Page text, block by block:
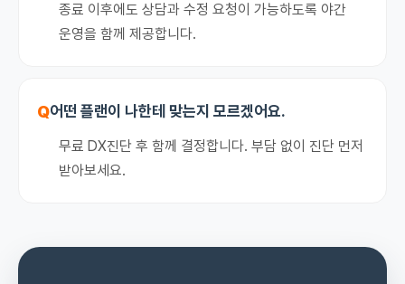
종료 이후에도 상담과 수정 요청이 가능하도록 야간
운영을 함께 제공합니다.
Q어떤 플랜이 나한테 맞는지 모르겠어요.
무료 DX진단 후 함께 결정합니다. 부담 없이 진단 먼저
받아보세요.